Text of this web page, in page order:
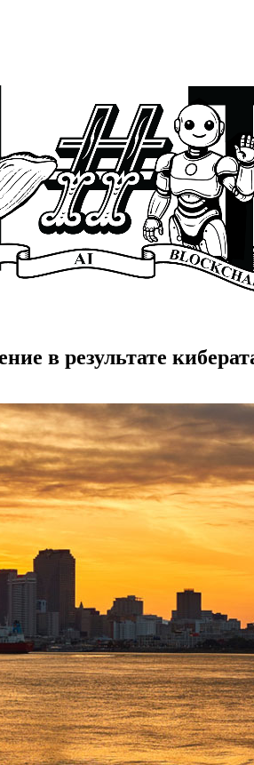
в результате